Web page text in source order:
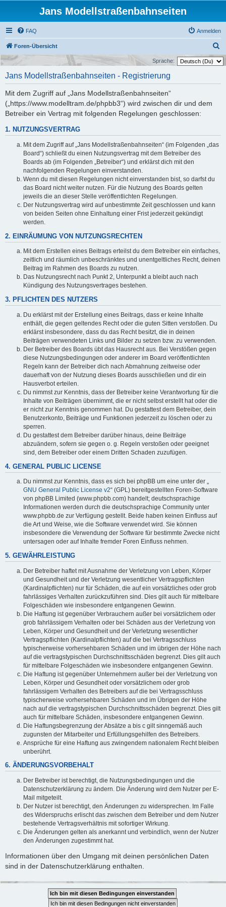
Jans Modellstraßenbahnseiten
FAQ Anmelden
Foren-Übersicht
u
Sprache:
Jans Modellstraßenbahnseiten - Registrierung
Mit dem Zugriff auf „Jans Modellstraßenbahnseiten“
(„https://www.modelltram.de/phpbb3“) wird zwischen dir und dem
Betreiber ein Vertrag mit folgenden Regelungen geschlossen:
1. NUTZUNGSVERTRAG
Mit dem Zugriff auf „Jans Modellstraßenbahnseiten“ (im Folgenden „das
Board“) schließt du einen Nutzungsvertrag mit dem Betreiber des
Boards ab (im Folgenden „Betreiber“) und erklärst dich mit den
nachfolgenden Regelungen einverstanden.
Wenn du mit diesen Regelungen nicht einverstanden bist, so darfst du
das Board nicht weiter nutzen. Für die Nutzung des Boards gelten
jeweils die an dieser Stelle veröffentlichten Regelungen.
Der Nutzungsvertrag wird auf unbestimmte Zeit geschlossen und kann
von beiden Seiten ohne Einhaltung einer Frist jederzeit gekündigt
werden.
2. EINRÄUMUNG VON NUTZUNGSRECHTEN
Mit dem Erstellen eines Beitrags erteilst du dem Betreiber ein einfaches,
zeitlich und räumlich unbeschränktes und unentgeltliches Recht, deinen
Beitrag im Rahmen des Boards zu nutzen.
Das Nutzungsrecht nach Punkt 2, Unterpunkt a bleibt auch nach
Kündigung des Nutzungsvertrages bestehen.
3. PFLICHTEN DES NUTZERS
Du erklärst mit der Erstellung eines Beitrags, dass er keine Inhalte
enthält, die gegen geltendes Recht oder die guten Sitten verstoßen. Du
erklärst insbesondere, dass du das Recht besitzt, die in deinen
Beiträgen verwendeten Links und Bilder zu setzen bzw. zu verwenden.
Der Betreiber des Boards übt das Hausrecht aus. Bei Verstößen gegen
diese Nutzungsbedingungen oder anderer im Board veröffentlichten
Regeln kann der Betreiber dich nach Abmahnung zeitweise oder
dauerhaft von der Nutzung dieses Boards ausschließen und dir ein
Hausverbot erteilen.
Du nimmst zur Kenntnis, dass der Betreiber keine Verantwortung für die
Inhalte von Beiträgen übernimmt, die er nicht selbst erstellt hat oder die
er nicht zur Kenntnis genommen hat. Du gestattest dem Betreiber, dein
Benutzerkonto, Beiträge und Funktionen jederzeit zu löschen oder zu
sperren.
Du gestattest dem Betreiber darüber hinaus, deine Beiträge
abzuändern, sofern sie gegen o. g. Regeln verstoßen oder geeignet
sind, dem Betreiber oder einem Dritten Schaden zuzufügen.
4. GENERAL PUBLIC LICENSE
Du nimmst zur Kenntnis, dass es sich bei phpBB um eine unter der „
GNU General Public License v2“ (GPL) bereitgestellten Foren-Software
von phpBB Limited (www.phpbb.com) handelt; deutschsprachige
Informationen werden durch die deutschsprachige Community unter
www.phpbb.de zur Verfügung gestellt. Beide haben keinen Einfluss auf
die Art und Weise, wie die Software verwendet wird. Sie können
insbesondere die Verwendung der Software für bestimmte Zwecke nicht
untersagen oder auf Inhalte fremder Foren Einfluss nehmen.
5. GEWÄHRLEISTUNG
Der Betreiber haftet mit Ausnahme der Verletzung von Leben, Körper
und Gesundheit und der Verletzung wesentlicher Vertragspflichten
(Kardinalpflichten) nur für Schäden, die auf ein vorsätzliches oder grob
fahrlässiges Verhalten zurückzuführen sind. Dies gilt auch für mittelbare
Folgeschäden wie insbesondere entgangenen Gewinn.
Die Haftung ist gegenüber Verbrauchern außer bei vorsätzlichem oder
grob fahrlässigem Verhalten oder bei Schäden aus der Verletzung von
Leben, Körper und Gesundheit und der Verletzung wesentlicher
Vertragspflichten (Kardinalpflichten) auf die bei Vertragsschluss
typischerweise vorhersehbaren Schäden und im übrigen der Höhe nach
auf die vertragstypischen Durchschnittsschäden begrenzt. Dies gilt auch
für mittelbare Folgeschäden wie insbesondere entgangenen Gewinn.
Die Haftung ist gegenüber Unternehmern außer bei der Verletzung von
Leben, Körper und Gesundheit oder vorsätzlichem oder grob
fahrlässigem Verhalten des Betreibers auf die bei Vertragsschluss
typischerweise vorhersehbaren Schäden und im Übrigen der Höhe
nach auf die vertragstypischen Durchschnittsschäden begrenzt. Dies gilt
auch für mittelbare Schäden, insbesondere entgangenen Gewinn.
Die Haftungsbegrenzung der Absätze a bis c gilt sinngemäß auch
zugunsten der Mitarbeiter und Erfüllungsgehilfen des Betreibers.
Ansprüche für eine Haftung aus zwingendem nationalem Recht bleiben
unberührt.
6. ÄNDERUNGSVORBEHALT
Der Betreiber ist berechtigt, die Nutzungsbedingungen und die
Datenschutzerklärung zu ändern. Die Änderung wird dem Nutzer per E-
Mail mitgeteilt.
Der Nutzer ist berechtigt, den Änderungen zu widersprechen. Im Falle
des Widerspruchs erlischt das zwischen dem Betreiber und dem Nutzer
bestehende Vertragsverhältnis mit sofortiger Wirkung.
Die Änderungen gelten als anerkannt und verbindlich, wenn der Nutzer
den Änderungen zugestimmt hat.
Informationen über den Umgang mit deinen persönlichen Daten
sind in der Datenschutzerklärung enthalten.